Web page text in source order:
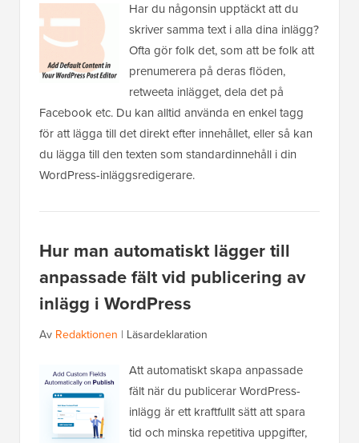
Har du någonsin upptäckt att du
skriver samma text i alla dina inlägg?
Ofta gör folk det, som att be folk att
prenumerera på deras flöden,
retweeta inlägget, dela det på
Facebook etc. Du kan alltid använda en enkel tagg
för att lägga till det direkt efter innehållet, eller så kan
du lägga till den texten som standardinnehåll i din
WordPress-inläggsredigerare.
Hur man automatiskt lägger till
anpassade fält vid publicering av
inlägg i WordPress
Av Redaktionen | Läsardeklaration
Att automatiskt skapa anpassade
fält när du publicerar WordPress-
inlägg är ett kraftfullt sätt att spara
tid och minska repetitiva uppgifter,